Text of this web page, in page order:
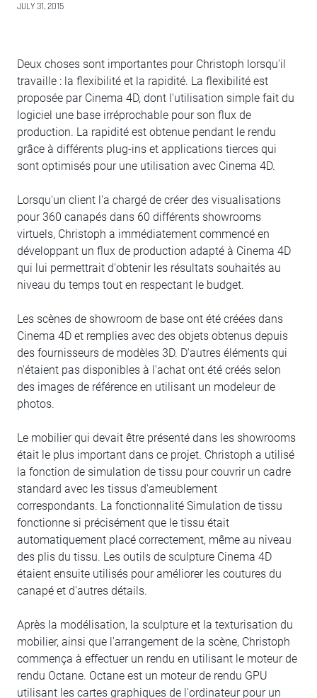
JULY 31, 2015
Deux choses sont importantes pour Christoph lorsqu'il
travaille : la flexibilité et la rapidité. La flexibilité est
proposée par Cinema 4D, dont l'utilisation simple fait du
logiciel une base irréprochable pour son flux de
production. La rapidité est obtenue pendant le rendu
grâce à différents plug-ins et applications tierces qui
sont optimisés pour une utilisation avec Cinema 4D.
Lorsqu'un client l'a chargé de créer des visualisations
pour 360 canapés dans 60 différents showrooms
virtuels, Christoph a immédiatement commencé en
développant un flux de production adapté à Cinema 4D
qui lui permettrait d'obtenir les résultats souhaités au
niveau du temps tout en respectant le budget.
Les scènes de showroom de base ont été créées dans
Cinema 4D et remplies avec des objets obtenus depuis
des fournisseurs de modèles 3D. D'autres éléments qui
n'étaient pas disponibles à l'achat ont été créés selon
des images de référence en utilisant un modeleur de
photos.
Le mobilier qui devait être présenté dans les showrooms
était le plus important dans ce projet. Christoph a utilisé
la fonction de simulation de tissu pour couvrir un cadre
standard avec les tissus d'ameublement
correspondants. La fonctionnalité Simulation de tissu
fonctionne si précisément que le tissu était
automatiquement placé correctement, même au niveau
des plis du tissu. Les outils de sculpture Cinema 4D
étaient ensuite utilisés pour améliorer les coutures du
canapé et d'autres détails.
Après la modélisation, la sculpture et la texturisation du
mobilier, ainsi que l'arrangement de la scène, Christoph
commença à effectuer un rendu en utilisant le moteur de
rendu Octane. Octane est un moteur de rendu GPU
utilisant les cartes graphiques de l'ordinateur pour un